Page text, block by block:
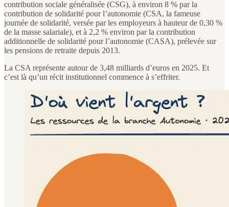
contribution sociale généralisée (CSG), à environ 8 % par la
contribution de solidarité pour l’autonomie (CSA, la fameuse
journée de solidarité, versée par les employeurs à hauteur de 0,30 %
de la masse salariale), et à 2,2 % environ par la contribution
additionnelle de solidarité pour l’autonomie (CASA), prélevée sur
les pensions de retraite depuis 2013.
La CSA représente autour de 3,48 milliards d’euros en 2025. Et
c’est là qu’un récit institutionnel commence à s’effriter.